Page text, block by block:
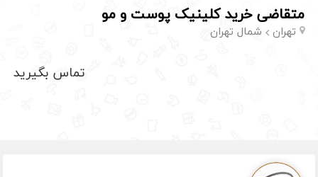
متقاضی خرید کلینیک پوست و مو
تهران شمال تهران
تماس بگیرید